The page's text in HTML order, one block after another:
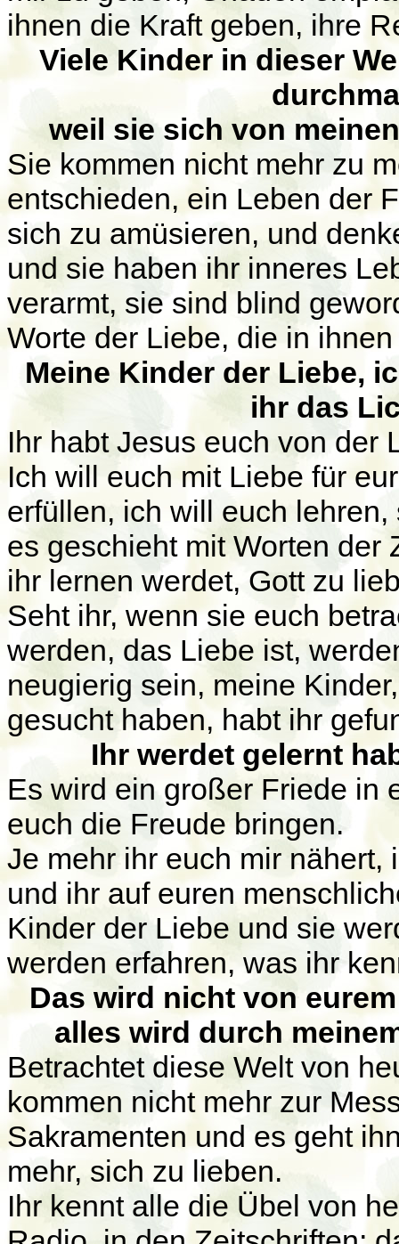
ihnen die Kraft geben, ihre
Viele Kinder in dieser
weil sie sich von
Sie kommen nicht mehr zu
entschieden, ein Leben der
sich zu amüsieren, und
und sie haben ihr inneres
verarmt, sie sind blind
Worte der Liebe, die in
Meine Kinder der Liebe,
ihr das
Ihr habt Jesus euch von der
Ich will euch mit Liebe für
erfüllen, ich will euch
es geschieht mit Worten der
ihr lernen werdet, Gott zu
Seht ihr, wenn sie euch
werden, das Liebe ist,
neugierig sein, meine
gesucht haben, habt ihr
Ihr werdet gelernt
Es wird ein großer Friede in
euch die Freude bringen.
Je mehr ihr euch mir nähert,
und ihr auf euren
Kinder der Liebe und sie
werden erfahren, was ihr
Das wird nicht von
alles wird durch
Betrachtet diese Welt von
kommen nicht mehr zur
Sakramenten und es geht
mehr, sich zu lieben.
Ihr kennt alle die Übel von